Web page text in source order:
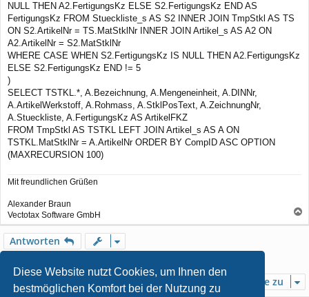
Diese Website nutzt Cookies, um Ihnen den
bestmöglichen Komfort bei der Nutzung zu
NULL THEN A2.FertigungsKz ELSE S2.FertigungsKz END AS
FertigungsKz FROM Stueckliste_s AS S2 INNER JOIN TmpStkl AS TS
ON S2.ArtikelNr = TS.MatStklNr INNER JOIN Artikel_s AS A2 ON
A2.ArtikelNr = S2.MatStklNr
WHERE CASE WHEN S2.FertigungsKz IS NULL THEN A2.FertigungsKz
ELSE S2.FertigungsKz END != 5
)
SELECT TSTKL.*, A.Bezeichnung, A.Mengeneinheit, A.DINNr,
A.ArtikelWerkstoff, A.Rohmass, A.StklPosText, A.ZeichnungNr,
A.Stueckliste, A.FertigungsKz AS ArtikelFKZ
FROM TmpStkl AS TSTKL LEFT JOIN Artikel_s AS A ON
TSTKL.MatStklNr = A.ArtikelNr ORDER BY CompID ASC OPTION
(MAXRECURSION 100)
Mit freundlichen Grüßen
Alexander Braun
Vectotax Software GmbH
a
n
Antworten
Gehe zu